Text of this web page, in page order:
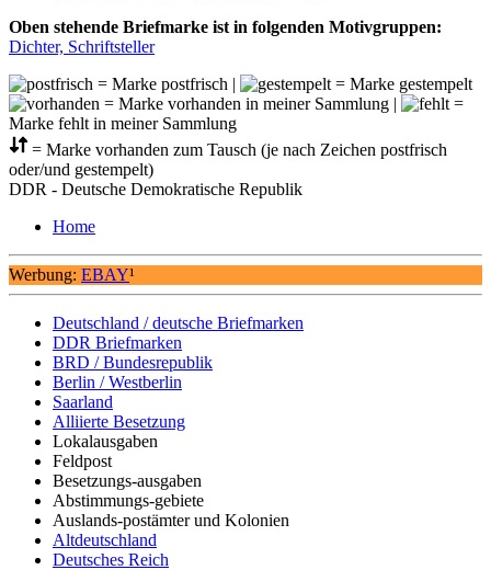
Oben stehende Briefmarke ist in folgenden Motivgruppen:
Dichter, Schriftsteller
= Marke postfrisch |
= Marke gestempelt
= Marke vorhanden in meiner Sammlung |
=
Marke fehlt in meiner Sammlung
= Marke vorhanden zum Tausch (je nach Zeichen postfrisch
oder/und gestempelt)
DDR - Deutsche Demokratische Republik
Home
Werbung: EBAY¹
Deutschland / deutsche Briefmarken
DDR Briefmarken
BRD / Bundesrepublik
Berlin / Westberlin
Saarland
Alliierte Besetzung
Lokalausgaben
Feldpost
Besetzungs-ausgaben
Abstimmungs-gebiete
Auslands-postämter und Kolonien
Altdeutschland
Deutsches Reich